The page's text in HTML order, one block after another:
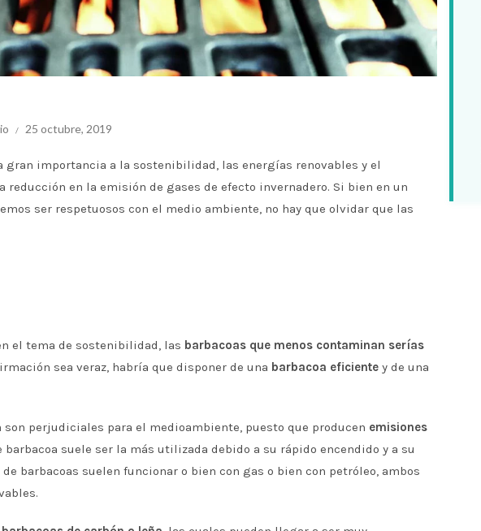
25 octubre, 2019
gran importancia a la sostenibilidad, las energías renovables y el
en la emisión de gases de efecto invernadero. Si bien en un
ser respetuosos con el medio ambiente, no hay que olvidar que las
el tema de sostenibilidad, las barbacoas que menos contaminan serías
sea veraz, habría que disponer de una barbacoa eficiente y de una
son perjudiciales para el medioambiente, puesto que producen emisiones
barbacoa suele ser la más utilizada debido a su rápido encendido y a su
barbacoas suelen funcionar o bien con gas o bien con petróleo, ambos